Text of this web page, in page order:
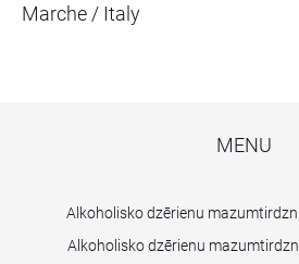
Marche / Italy
MENU
Alkoholisko dzērienu
Alkoholisko dzērienu